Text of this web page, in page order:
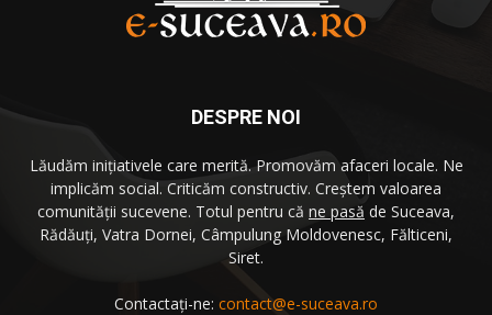
DESPRE NOI
Lăudăm iniţiativele care merită. Promovăm afaceri locale. Ne
implicăm social. Criticăm constructiv. Creştem valoarea
comunităţii sucevene. Totul pentru că ne pasă de Suceava,
Rădăuţi, Vatra Dornei, Câmpulung Moldovenesc, Fălticeni,
Siret.
Contactați-ne: contact@e-suceava.ro